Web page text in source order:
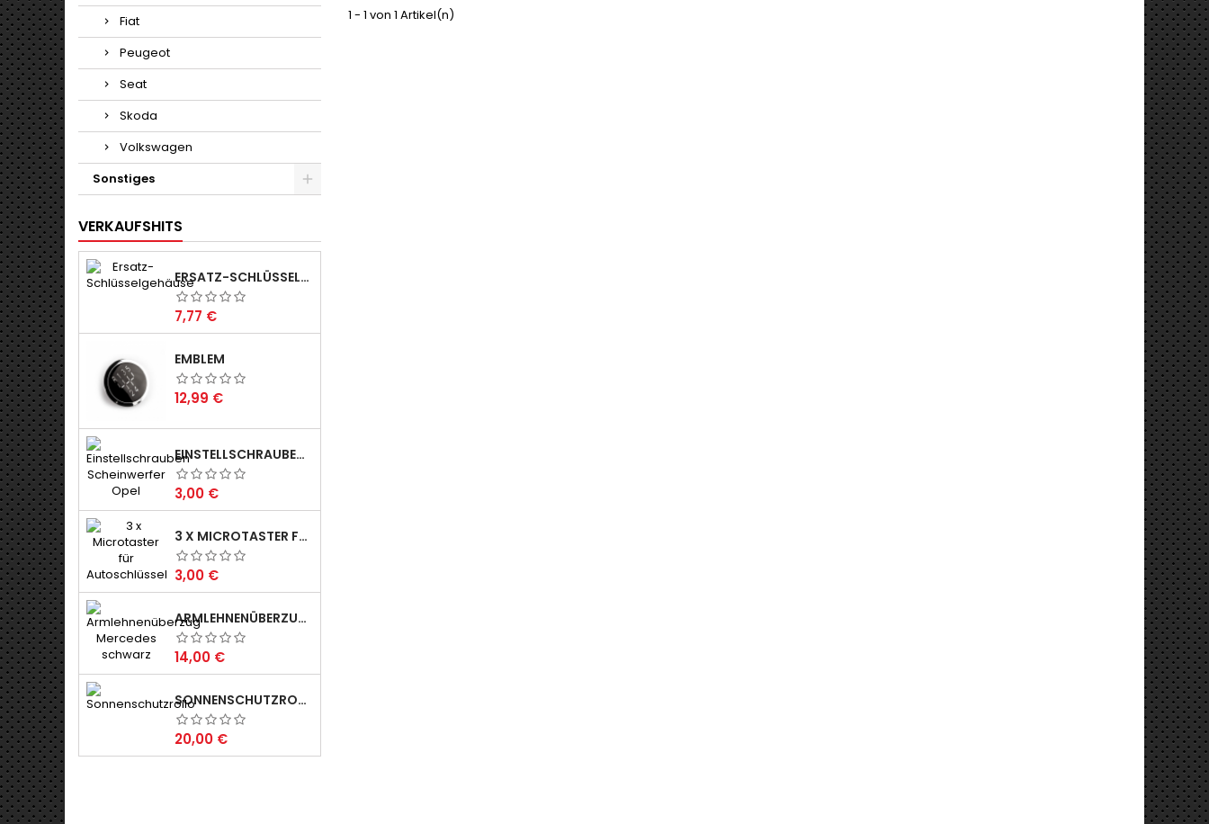
Fiat
Peugeot
Seat
Skoda
Volkswagen
Sonstiges
VERKAUFSHITS
ERSATZ-SCHLÜSSELGEHÄUSE
Preis
7,77 €
EMBLEM
Preis
12,99 €
EINSTELLSCHRAUBEN FÜR SCHEINWERFER
Preis
3,00 €
3 X MICROTASTER FÜR AUTOSCHLÜSSEL
Preis
3,00 €
ARMLEHNENÜBERZUG SCHWARZ
Preis
14,00 €
SONNENSCHUTZROLLO
Preis
20,00 €
1 - 1 von 1 Artikel(n)